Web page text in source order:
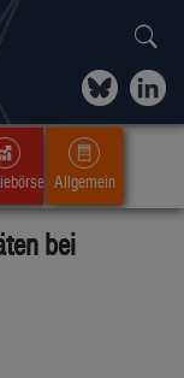
Allgemein
bei